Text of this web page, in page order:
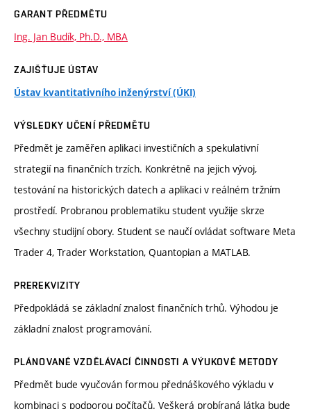
GARANT PŘEDMĚTU
Ing. Jan Budík, Ph.D., MBA
ZAJIŠŤUJE ÚSTAV
Ústav kvantitativního inženýrství (ÚKI)
VÝSLEDKY UČENÍ PŘEDMĚTU
Předmět je zaměřen aplikaci investičních a spekulativní
strategií na finančních trzích. Konkrétně na jejich vývoj,
testování na historických datech a aplikaci v reálném tržním
prostředí. Probranou problematiku student využije skrze
všechny studijní obory. Student se naučí ovládat software Meta
Trader 4, Trader Workstation, Quantopian a MATLAB.
PREREKVIZITY
Předpokládá se základní znalost finančních trhů. Výhodou je
základní znalost programování.
PLÁNOVANÉ VZDĚLÁVACÍ ČINNOSTI A VÝUKOVÉ METODY
Předmět bude vyučován formou přednáškového výkladu v
kombinaci s podporou počítačů. Veškerá probíraná látka bude